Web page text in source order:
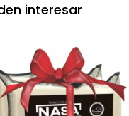
interesar